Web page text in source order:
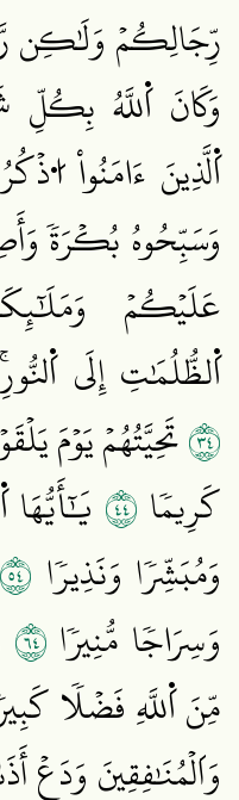
رِّجَالِكُمۡ وَلَٰكِن
وَكَانَ اَ۬للَّهُ بِكُلِّ
اَ۬لَّذِينَ ءَامَنُواْ
وَسَبِّحُوهُ بُكۡرَةٗ
عَلَيۡكُمۡ
اَ۬لظُّلُمَٰتِ إِلَى
٤٣تَحِيَّتُهُمۡ يَوۡمَ
كَرِيمٗا ٤٤ يَٰٓأَيُّهَا
وَمُبَشِّرٗا وَنَذِيرٗا ٤٥
وَسِرَاجٗا مُّنِيرٗا ٤٦
مِّنَ اَ۬للَّهِ فَضۡلٗا
وَاَلۡمُنَٰفِقِينَ وَدَعۡ